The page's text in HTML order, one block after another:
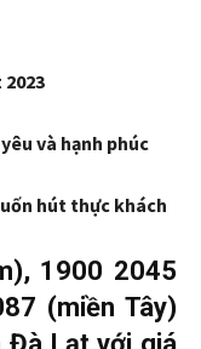
và hạnh phúc
hút thực khách
1900 2045
(miền Tây)